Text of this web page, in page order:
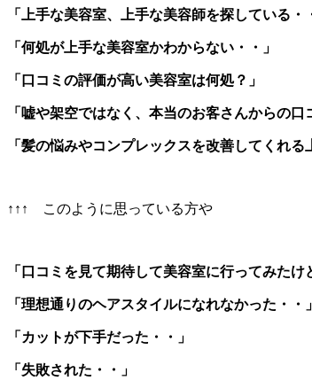
「上手な美容室、上手な美容師を探している・
「何処が上手な美容室かわからない・・」
「口コミの評価が高い美容室は何処？」
「嘘や架空ではなく、本当のお客さんからの口
「髪の悩みやコンプレックスを改善してくれ
↑↑↑ このように思っている方や
「口コミを見て期待して美容室に行ってみたけ
「理想通りのヘアスタイルになれなかった・・」
「カットが下手だった・・」
「失敗された・・」